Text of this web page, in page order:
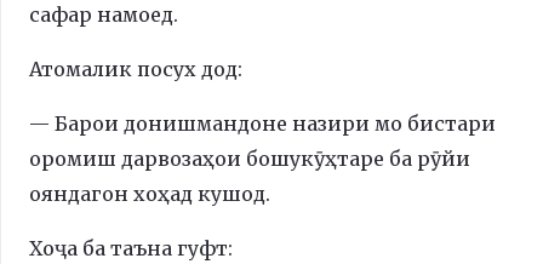
сафар намоед.
Атомалик посух дод:
— Барои донишмандоне назири мо бистари
оромиш дарвозаҳои бошукӯҳтаре ба рӯйи
ояндагон хоҳад кушод.
Хоҷа ба таъна гуфт: